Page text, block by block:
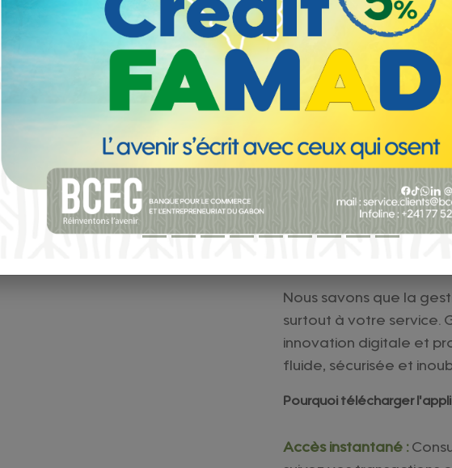
VOTRE BANQUE À PORTÉE
Découvrez
Nous savons que la
surtout à votre service.
innovation digitale et
fluide, sécurisée et
Pourquoi télécharger
Accès instantané :